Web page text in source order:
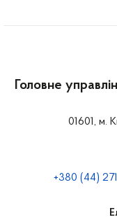
Головне
01601, м.
+380 (44)